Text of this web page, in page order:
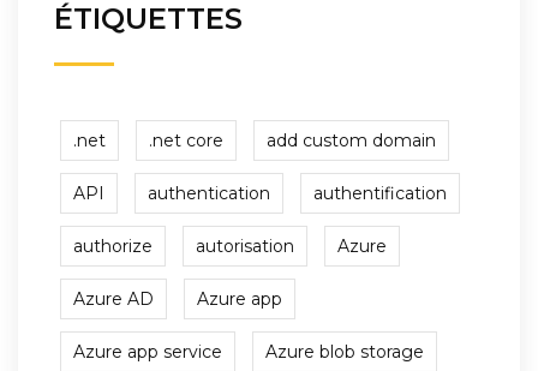
ÉTIQUETTES
.net .net core add custom domain
API authentication authentification
authorize autorisation Azure
Azure AD Azure app
Azure app service Azure blob storage